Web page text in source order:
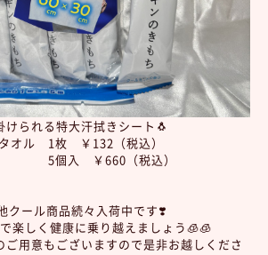
けられる特大汗拭きシート🐧
オル 1枚 ￥132（税込）
￥660（税込）
クール商品続々入荷中です❣️
楽しく健康に乗り越えましょう🧊🧊
ご用意もございますので是非お越しくださ